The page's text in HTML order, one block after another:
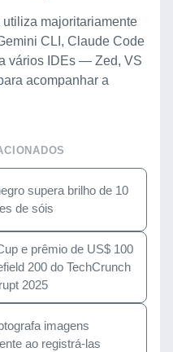
majoritariamente
CLI, Claude Code
vários IDEs — Zed, VS
acompanhar a
supera brilho de 10
de sóis
e prêmio de US$ 100
200 do TechCrunch
2025
imagens
ao registrá-las